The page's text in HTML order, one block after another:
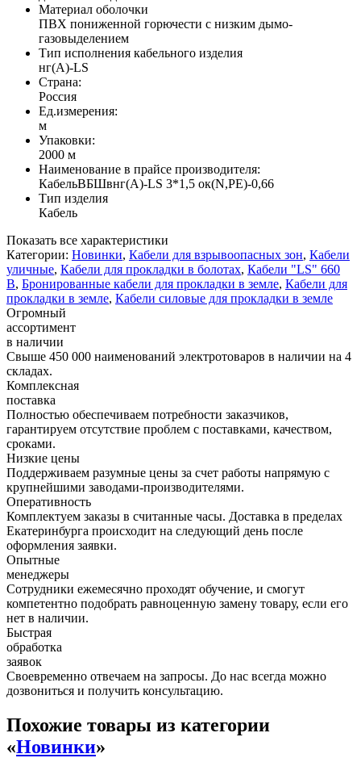
Материал оболочки
ПВХ пониженной горючести с низким дымо-
газовыделением
Тип исполнения кабельного изделия
нг(A)-LS
Страна:
Россия
Ед.измерения:
м
Упаковки:
2000 м
Наименование в прайсе производителя:
КабельВБШвнг(А)-LS 3*1,5 ок(N,PE)-0,66
Тип изделия
Кабель
Показать все характеристики
Категории: Новинки, Кабели для взрывоопасных зон, Кабели
уличные, Кабели для прокладки в болотах, Кабели "LS" 660
В, Бронированные кабели для прокладки в земле, Кабели для
прокладки в земле, Кабели силовые для прокладки в земле
Огромный
ассортимент
в наличии
Свыше 450 000 наименований электротоваров в наличии на 4
складах.
Комплексная
поставка
Полностью обеспечиваем потребности заказчиков,
гарантируем отсутствие проблем с поставками, качеством,
сроками.
Низкие цены
Поддерживаем разумные цены за счет работы напрямую с
крупнейшими заводами-производителями.
Оперативность
Комплектуем заказы в считанные часы. Доставка в пределах
Екатеринбурга происходит на следующий день после
оформления заявки.
Опытные
менеджеры
Сотрудники ежемесячно проходят обучение, и смогут
компетентно подобрать равноценную замену товару, если его
нет в наличии.
Быстрая
обработка
заявок
Своевременно отвечаем на запросы. До нас всегда можно
дозвониться и получить консультацию.
Похожие товары из категории
«Новинки»